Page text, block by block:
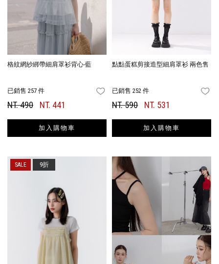
格紋網紗綁帶細肩罩衫背心-藍
已銷售 257 件 FAVORITES
NT. 490 NT. 441
加入購物車
點點蛋糕剪接造型細肩罩衫 兩色售
已銷售 252 件
NT. 590 NT. 531
加入購物車
9折